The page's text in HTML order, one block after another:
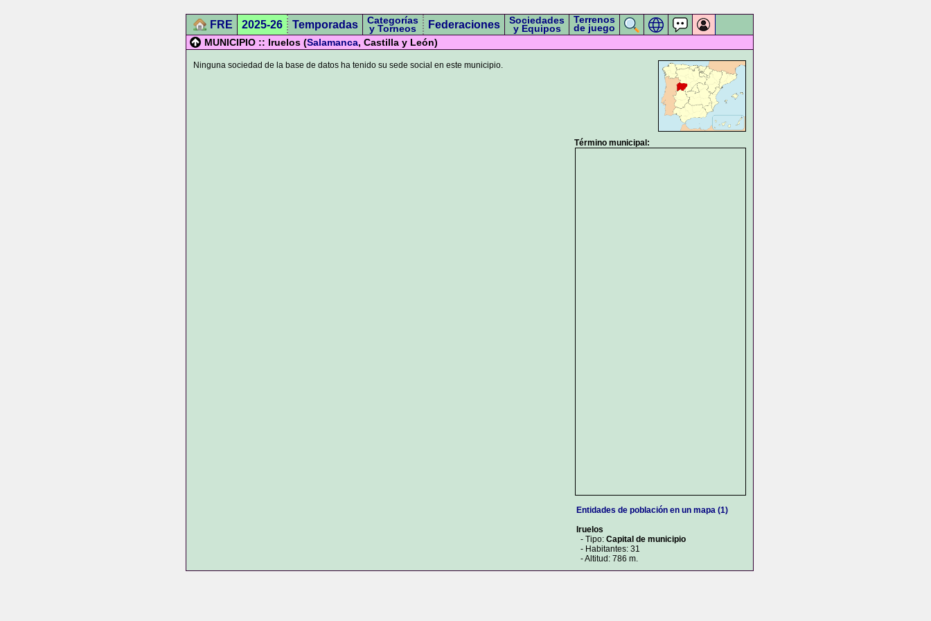
FRE 2025-26 Temporadas Categorías
y Torneos Federaciones Sociedades
y Equipos
Terrenos
de juego
MUNICIPIO :: Iruelos (Salamanca, Castilla y León)
Término municipal:
Entidades de población en un mapa (1)
Iruelos
- Tipo: Capital de municipio
- Habitantes: 31
- Altitud: 786 m.
Ninguna sociedad de la base de datos ha tenido su sede social en este municipio.